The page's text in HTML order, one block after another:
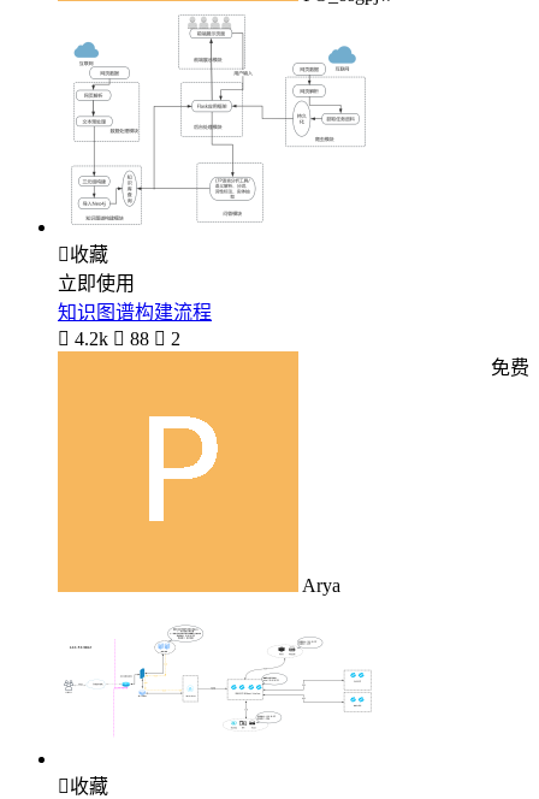
收藏
立即使用
知识图谱构建流程
 4.2k  88  2
Arya
免费
收藏